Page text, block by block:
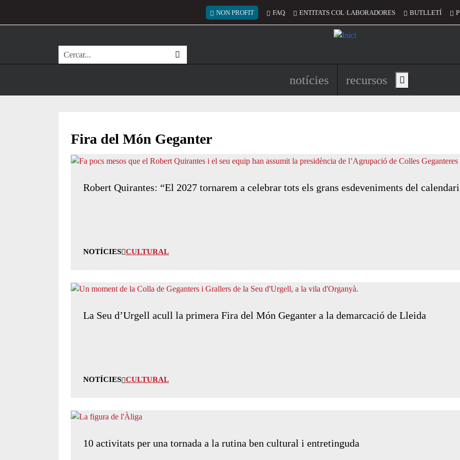
Menú del compte d'usuari
NON PROFIT FAQ ENTITATS COL·LABORADORES BUTLLETÍ
Cerca
Navegació principal de
notícies recursos Show main menu
Fira del Món Geganter
Robert Quirantes: “El 2027 tornarem a celebrar tots els grans esdeveniments del
NOTÍCIES CULTURAL
La Seu d’Urgell acull la primera Fira del Món Geganter a la demarcació de Lleida
NOTÍCIES CULTURAL
10 activitats per una tornada a la rutina ben cultural i entretinguda